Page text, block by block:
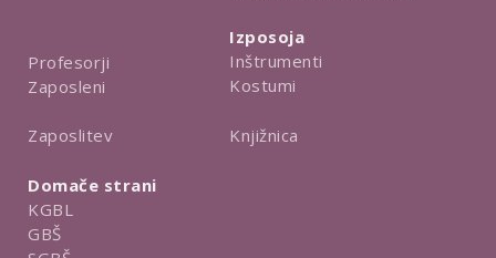
Profesorji
Zaposleni
Zaposlitev
Izposoja
Inštrumenti
Kostumi
Knjižnica
Domače strani
KGBL
GBŠ